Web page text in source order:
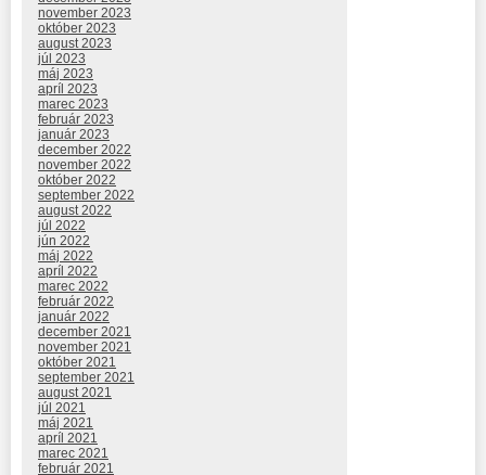
november 2023
október 2023
august 2023
júl 2023
máj 2023
apríl 2023
marec 2023
február 2023
január 2023
december 2022
november 2022
október 2022
september 2022
august 2022
júl 2022
jún 2022
máj 2022
apríl 2022
marec 2022
február 2022
január 2022
december 2021
november 2021
október 2021
september 2021
august 2021
júl 2021
máj 2021
apríl 2021
marec 2021
február 2021